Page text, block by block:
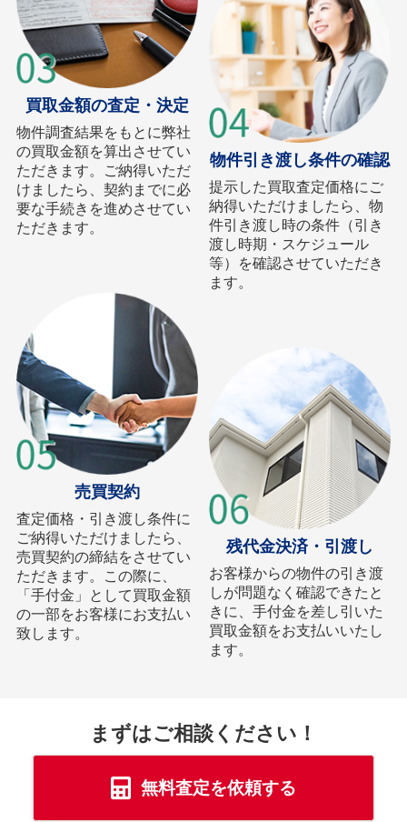
買取金額の査定・決定
物件調査結果をもとに弊社
の買取金額を算出させてい
ただきます。ご納得いただ
けましたら、契約までに必
要な手続きを進めさせてい
ただきます。
物件引き渡し条件の確認
提示した買取査定価格にご
納得いただけましたら、物
件引き渡し時の条件（引き
渡し時期・スケジュール
等）を確認させていただき
ます。
売買契約
査定価格・引き渡し条件に
ご納得いただけましたら、
売買契約の締結をさせてい
ただきます。この際に、
「手付金」として買取金額
の一部をお客様にお支払い
致します。
残代金決済・引渡し
お客様からの物件の引き渡
しが問題なく確認できたと
きに、手付金を差し引いた
買取金額をお支払いいたし
ます。
まずはご相談ください！
無料査定を依頼する